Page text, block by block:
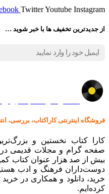
TwitterYoutube Instagram
از جدیدترین تخفیف ها با خبر شوید …
فروشگاه اینترنتی کاراکتاب، بررسی،
کارا کتاب نخستین و
صفحه گرام و مجلات قدیمی در
بیش از صد هزار عنوان کتاب
خرید، دانلود و همکاری در
کرده‌ایم.